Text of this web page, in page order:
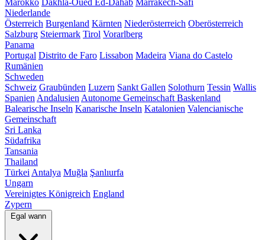
Niederlande
Österreich Burgenland Kärnten Niederösterreich Oberösterreich
Salzburg Steiermark Tirol Vorarlberg
Panama
Portugal Distrito de Faro Lissabon Madeira Viana do Castelo
Rumänien
Schweden
Schweiz Graubünden Luzern Sankt Gallen Solothurn Tessin Wallis
Spanien Andalusien Autonome Gemeinschaft Baskenland
Balearische Inseln Kanarische Inseln Katalonien Valencianische
Gemeinschaft
Sri Lanka
Südafrika
Tansania
Thailand
Türkei Antalya Muğla Şanlıurfa
Ungarn
Vereinigtes Königreich England
Zypern
Egal wann